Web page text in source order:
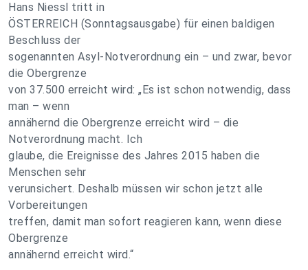
Hans Niessl tritt in
ÖSTERREICH (Sonntagsausgabe) für einen baldigen
Beschluss der
sogenannten Asyl-Notverordnung ein – und zwar, bevor
die Obergrenze
von 37.500 erreicht wird: „Es ist schon notwendig, dass
man – wenn
annähernd die Obergrenze erreicht wird – die
Notverordnung macht. Ich
glaube, die Ereignisse des Jahres 2015 haben die
Menschen sehr
verunsichert. Deshalb müssen wir schon jetzt alle
Vorbereitungen
treffen, damit man sofort reagieren kann, wenn diese
Obergrenze
annähernd erreicht wird.“